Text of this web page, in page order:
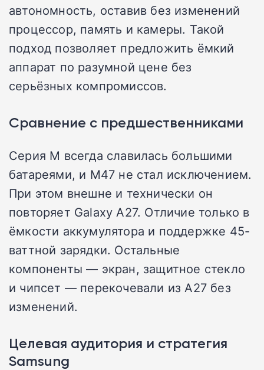
автономность, оставив без изменений
процессор, память и камеры. Такой
подход позволяет предложить ёмкий
аппарат по разумной цене без
серьёзных компромиссов.
Сравнение с предшественниками
Серия M всегда славилась большими
батареями, и M47 не стал исключением.
При этом внешне и технически он
повторяет Galaxy A27. Отличие только в
ёмкости аккумулятора и поддержке 45-
ваттной зарядки. Остальные
компоненты — экран, защитное стекло
и чипсет — перекочевали из A27 без
изменений.
Целевая аудитория и стратегия
Samsung